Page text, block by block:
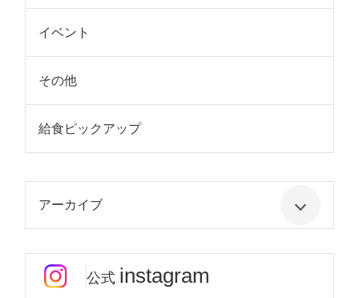
イベント
その他
給食ピックアップ
アーカイブ
公式 instagram